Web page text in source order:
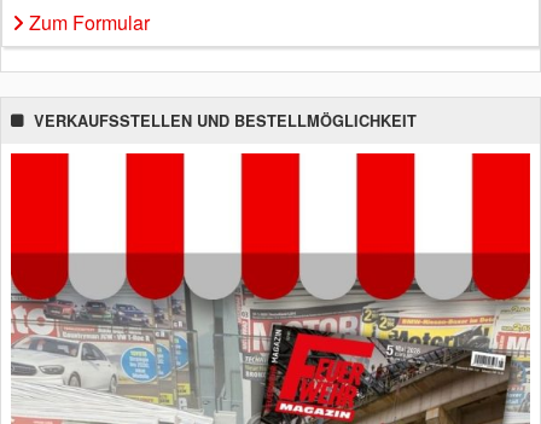
Zum Formular
VERKAUFSSTELLEN UND BESTELLMÖGLICHKEIT